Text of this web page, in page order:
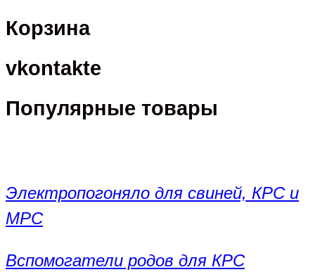
Корзина
vkontakte
Популярные товары
Электропогоняло для свиней, КРС и
МРС
Вспомогатели родов для КРС